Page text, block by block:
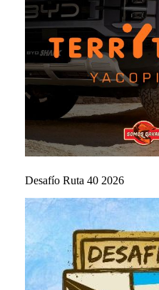
Desafío Ruta 40 2026